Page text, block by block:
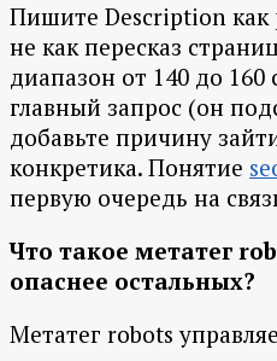
Пишите Description как
не как пересказ
диапазон от 140 до 160
главный запрос (он
добавьте причину
конкретика. Понятие
первую очередь на
Что такое метатег
опаснее остальных?
Метатег robots